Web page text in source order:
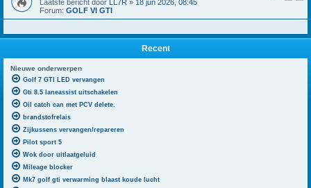
Laatste bericht door LL7R » 18 jun 2026, 08:45
Forum: GOLF VI GTI
Recent
Nieuwe onderwerpen
Golf 7 GTI LED vervangen
Gti 8.5 laneassist uitschakelen
Oil catch can met PCV delete.
brandstofrelais
Zijkussens vervangen/repareren
Pilot sport 5
Wok door uitlaatgeluid
Mileage blocker
Mk7 golf gti verwarming blaast koude lucht